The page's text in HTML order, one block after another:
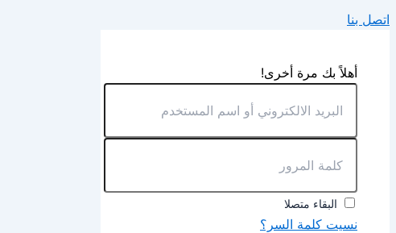
اتصل بنا
أهلاً بك مرة أخرى!
البقاء متصلا
نسيت كلمة السر؟